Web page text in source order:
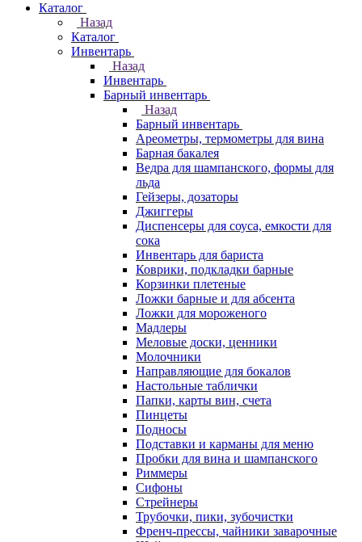
Каталог
Назад
Каталог
Инвентарь
Назад
Инвентарь
Барный инвентарь
Назад
Барный инвентарь
Ареометры, термометры для вина
Барная бакалея
Ведра для шампанского, формы для
льда
Гейзеры, дозаторы
Джиггеры
Диспенсеры для соуса, емкости для
сока
Инвентарь для бариста
Коврики, подкладки барные
Корзинки плетеные
Ложки барные и для абсента
Ложки для мороженого
Мадлеры
Меловые доски, ценники
Молочники
Направляющие для бокалов
Настольные таблички
Папки, карты вин, счета
Пинцеты
Подносы
Подставки и карманы для меню
Пробки для вина и шампанского
Риммеры
Сифоны
Стрейнеры
Трубочки, пики, зубочистки
Френч-прессы, чайники заварочные